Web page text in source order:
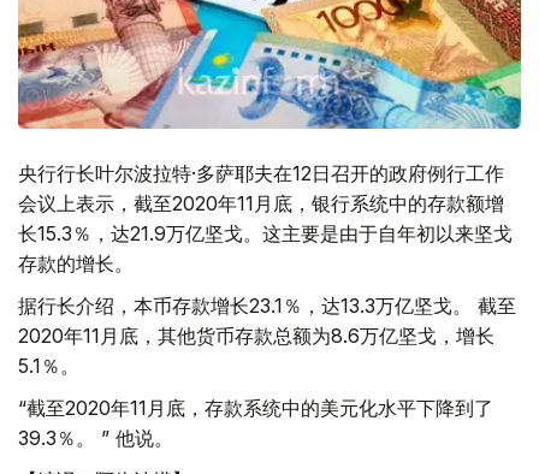
央行行长叶尔波拉特·多萨耶夫在12日召开的政府例行工作
会议上表示，截至2020年11月底，银行系统中的存款额增
长15.3％，达21.9万亿坚戈。这主要是由于自年初以来坚戈
存款的增长。
据行长介绍，本币存款增长23.1％，达13.3万亿坚戈。 截至
2020年11月底，其他货币存款总额为8.6万亿坚戈，增长
5.1％。
“截至2020年11月底，存款系统中的美元化水平下降到了
39.3％。 ” 他说。